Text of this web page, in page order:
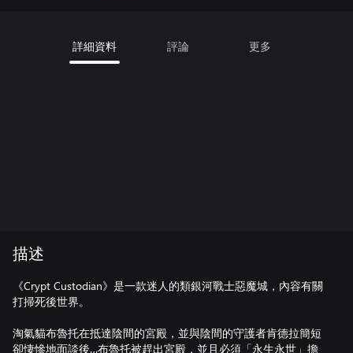
詳細資料 評論 更多
描述
《Crypt Custodian》是一款迷人的類銀河戰士惡魔城，內容有關
打掃死後世界。
淘氣貓布魯托在抵達陰間的宮殿，並與陰間的守護者肯德拉簡短
卻悽慘地面談後…布魯托被趕出宮殿，並且必須「永生永世」擔